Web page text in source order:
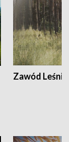
Zawód Leśnik